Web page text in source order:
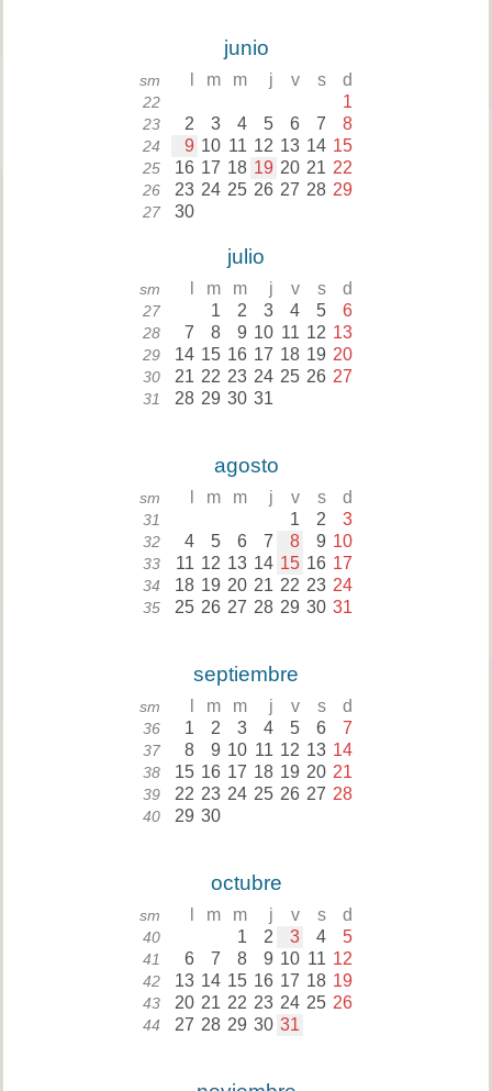
junio
sm m m j v s d
22 1
23 2 3 4 5 6 7 8
24 9 10 11 12 13 14 15
25 16 17 18 19 20 21 22
26 23 24 25 26 27 28 29
27 30
julio
sm m m j v s d
27 1 2 3 4 5 6
28 7 8 9 10 11 12 13
29 14 15 16 17 18 19 20
30 21 22 23 24 25 26 27
31 28 29 30 31
agosto
sm m m j v s d
31 1 2 3
32 4 5 6 7 8 9 10
33 11 12 13 14 15 16 17
34 18 19 20 21 22 23 24
35 25 26 27 28 29 30 31
septiembre
sm m m j v s d
36 1 2 3 4 5 6 7
37 8 9 10 11 12 13 14
38 15 16 17 18 19 20 21
39 22 23 24 25 26 27 28
40 29 30
octubre
sm m m j v s d
40 1 2 3 4 5
41 6 7 8 9 10 11 12
42 13 14 15 16 17 18 19
43 20 21 22 23 24 25 26
44 27 28 29 30 31